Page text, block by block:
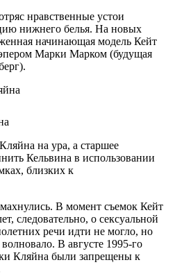
нравственные устои
нижнего белья. На новых
начинающая модель Кейт
Марки Марком (будущая
на ура, а старшее
Кельвина в использовании
близких к
В момент съемок Кейт
следовательно, о сексуальной
речи идти не могло, но
В августе 1995-го
Кляйна были запрещены к